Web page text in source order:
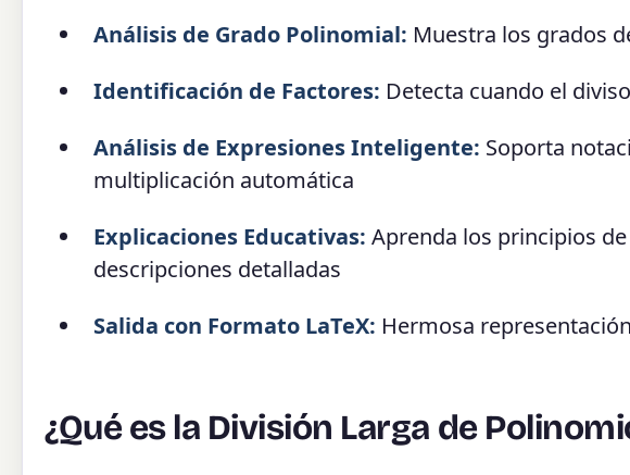
Análisis de Grado Polinomial: Muestra los grados
Identificación de Factores: Detecta cuando el
Análisis de Expresiones Inteligente: Soporta
multiplicación automática
Explicaciones Educativas: Aprenda los principios
descripciones detalladas
Salida con Formato LaTeX: Hermosa
¿Qué es la División Larga de